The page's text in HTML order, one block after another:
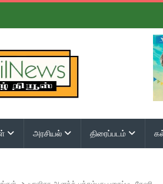
அரசியல் திரைப்படம்